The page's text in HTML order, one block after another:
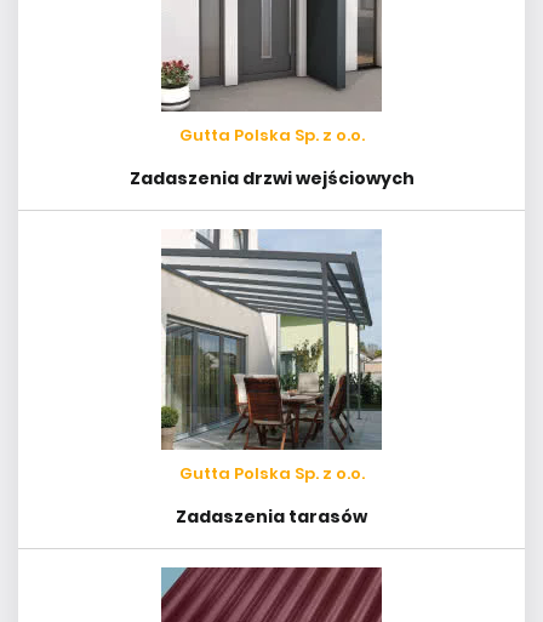
Gutta Polska Sp. z o.o.
Zadaszenia drzwi wejściowych
Gutta Polska Sp. z o.o.
Zadaszenia tarasów